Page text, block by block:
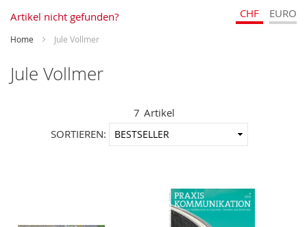
Artikel nicht gefunden? CHF EURO
Home Jule Vollmer
Jule Vollmer
7 Artikel
SORTIEREN: